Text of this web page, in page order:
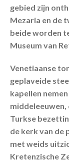
gebied zijn
Mezaria en de
beide worden
Museum van
Venetiaanse
geplaveide
kapellen
middeleeuwen,
Turkse
de kerk van de
met weids
Kretenzische